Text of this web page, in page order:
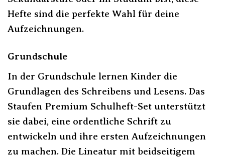
Hefte sind die perfekte Wahl für deine
Aufzeichnungen.
Grundschule
In der Grundschule lernen Kinder die
Grundlagen des Schreibens und Lesens. Das
Staufen Premium Schulheft-Set unterstützt
sie dabei, eine ordentliche Schrift zu
entwickeln und ihre ersten Aufzeichnungen
zu machen. Die Lineatur mit beidseitigem